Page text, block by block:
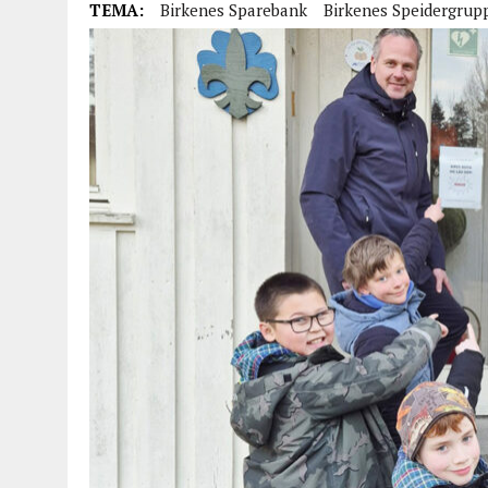
TEMA: Birkenes Sparebank Birkenes